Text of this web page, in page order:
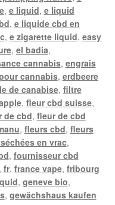
, e liquid, e liquid
, e liquide cbd en
, e zigarette liquid, easy
, el badia,
cannabis, engrais
cannabis, erdbeere
de canabise, filtre
, fleur cbd suisse,
de cbd, fleur de cbd
, fleurs cbd, fleurs
en vrac,
, fournisseur cbd
, fr, france vape, fribourg
, geneve bio,
, gewächshaus kaufen